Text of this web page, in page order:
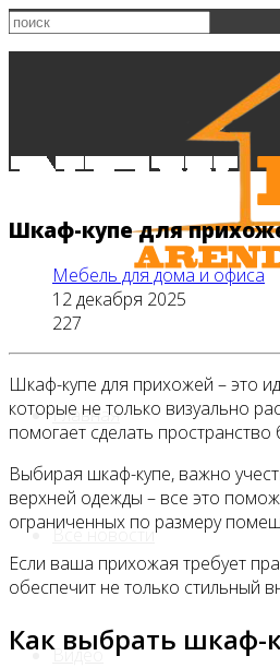
Главная
Все новости
Видео
Шкаф-купе для
Мебель для дома и офиса
12 декабря 2025
227
Шкаф-купе для прихожей – это
которые не только визуально
помогает сделать
Выбирая шкаф-купе, важно
верхней одежды – все это
ограниченных по размеру
Если ваша прихожая требует
обеспечит не только стильный
Как выбрать шкаф-